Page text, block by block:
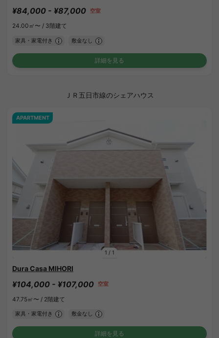
¥84,000 - ¥87,000 空室
24.00㎡〜 / 3階建て
家具・家電付き 敷金なし
詳細を見る
ＪＲ五日市線のシェアハウス
1 / 1
APARTMENT
Dura Casa MIHORI
¥104,000 - ¥107,000 空室
47.75㎡〜 / 2階建て
家具・家電付き 敷金なし
詳細を見る